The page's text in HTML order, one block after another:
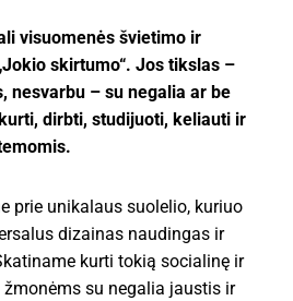
visuomenės švietimo ir
skirtumo“. Jos tikslas –
nesvarbu – su negalia ar be
dirbti, studijuoti, keliauti ir
prie unikalaus suolelio, kuriuo
dizainas naudingas ir
kurti tokią socialinę ir
su negalia jaustis ir